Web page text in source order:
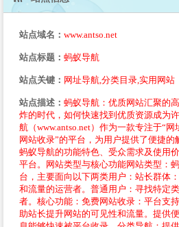
站点域名： www.antso.net
站点标题： 蚂蚁导航
站点关键： 网址导航,分类目录,实用网站
站点描述： 蚂蚁导航：优质网站汇聚的
炸的时代，如何快速找到优质资源成为
航（www.antso.net）作为一款专注于“
网站收录”的平台，为用户提供了便捷
蚂蚁导航的功能特色、受众需求及使用
平台。网站类型与核心功能网站类型：
台，主要面向以下两类用户：站长群体
和流量的运营者。普通用户：寻找特定
者。核心功能：免费网站收录：平台支
助站长提升网站的可见性和流量。提供